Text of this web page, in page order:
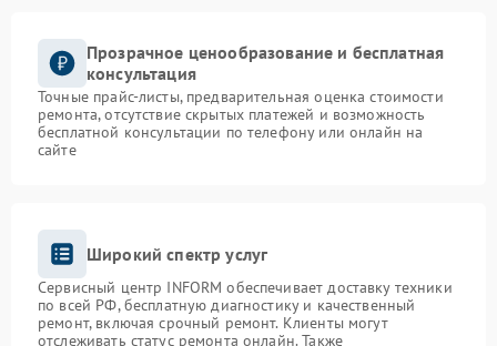
Прозрачное ценообразование и бесплатная
консультация
Точные прайс-листы, предварительная оценка стоимости
ремонта, отсутствие скрытых платежей и возможность
бесплатной консультации по телефону или онлайн на
сайте
Широкий спектр услуг
Сервисный центр INFORM обеспечивает доставку техники
по всей РФ, бесплатную диагностику и качественный
ремонт, включая срочный ремонт. Клиенты могут
отслеживать статус ремонта онлайн. Также